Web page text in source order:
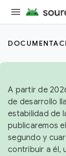
A partir de
de desarrollo
estabilidad de
publicaremos
segundo y
contribuir a él,